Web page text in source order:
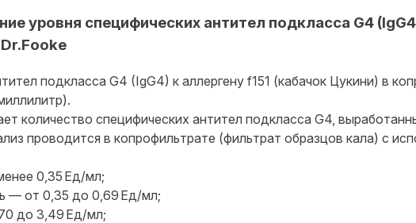
уровня специфических антител подкласса G4
подкласса G4 (IgG4) к аллергену f151 (кабачок Цукини) в
количество специфических антител подкласса G4,
проводится в копрофильтрате (фильтрат образцов кала) с
0,35 Ед/мл;
— от 0,35 до 0,69 Ед/мл;
до 3,49 Ед/мл;